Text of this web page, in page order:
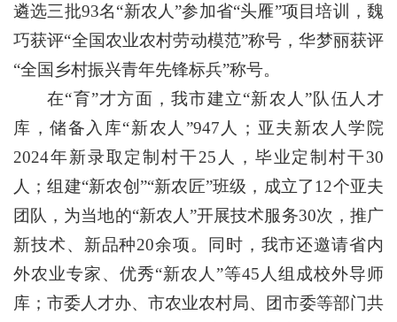
遴选三批93名“新农人”参加省“头雁”项目培训，魏
巧获评“全国农业农村劳动模范”称号，华梦丽获评
“全国乡村振兴青年先锋标兵”称号。
在“育”才方面，我市建立“新农人”队伍人才
库，储备入库“新农人”947人；亚夫新农人学院
2024年新录取定制村干25人，毕业定制村干30
人；组建“新农创”“新农匠”班级，成立了12个亚夫
团队，为当地的“新农人”开展技术服务30次，推广
新技术、新品种20余项。同时，我市还邀请省内
外农业专家、优秀“新农人”等45人组成校外导师
库；市委人才办、市农业农村局、团市委等部门共